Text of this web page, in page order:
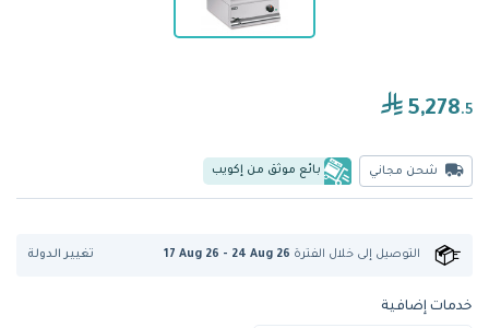
5,278.5
شحن مجاني بائع موثق من إكويب
التوصيل إلى خلال الفترة 17 Aug 26 - 24 Aug 26 تغيير الدولة
خدمات إضافية